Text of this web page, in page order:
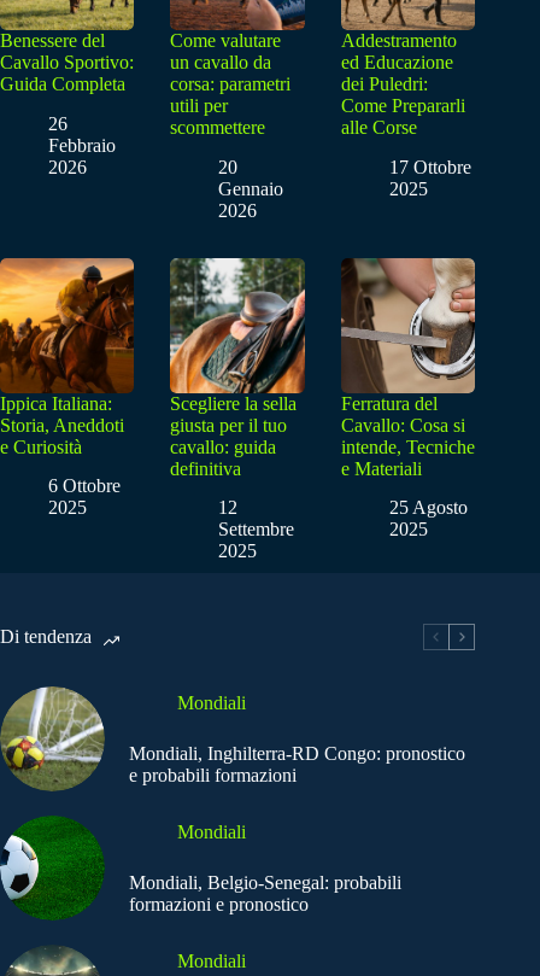
Benessere del
Cavallo Sportivo:
Guida Completa
26
Febbraio
2026
Come valutare
un cavallo da
corsa: parametri
utili per
scommettere
20
Gennaio
2026
Addestramento
ed Educazione
dei Puledri:
Come Prepararli
alle Corse
17 Ottobre
2025
Ippica Italiana:
Storia, Aneddoti
e Curiosità
6 Ottobre
2025
Scegliere la sella
giusta per il tuo
cavallo: guida
definitiva
12
Settembre
2025
Ferratura del
Cavallo: Cosa si
intende, Tecniche
e Materiali
25 Agosto
2025
Di tendenza
Mondiali
Mondiali, Inghilterra-RD Congo: pronostico
e probabili formazioni
Mondiali
Mondiali, Belgio-Senegal: probabili
formazioni e pronostico
Mondiali